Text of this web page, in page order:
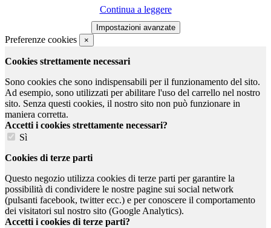
Continua a leggere
Preferenze cookies ×
Cookies strettamente necessari
Sono cookies che sono indispensabili per il funzionamento del sito.
Ad esempio, sono utilizzati per abilitare l'uso del carrello nel nostro
sito. Senza questi cookies, il nostro sito non può funzionare in
maniera corretta.
Accetti i cookies strettamente necessari?
Sì
Cookies di terze parti
Questo negozio utilizza cookies di terze parti per garantire la
possibilità di condividere le nostre pagine sui social network
(pulsanti facebook, twitter ecc.) e per conoscere il comportamento
dei visitatori sul nostro sito (Google Analytics).
Accetti i cookies di terze parti?